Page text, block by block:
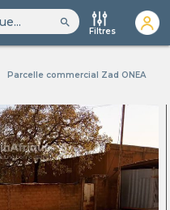
search
Filtres
Parcelle commercial Zad ONEA